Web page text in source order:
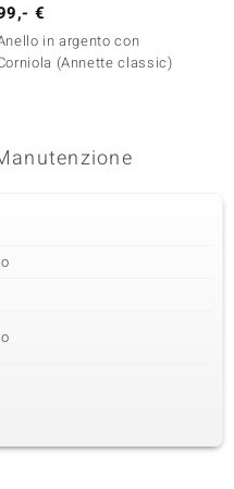
€
in argento con
(Annette classic)